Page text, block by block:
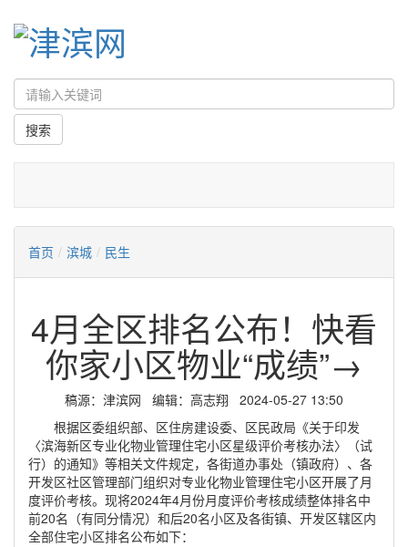
首页 / 滨城 / 民生
4月全区排名公布！快看
你家小区物业“成绩”→
稿源：津滨网 编辑：高志翔 2024-05-27 13:50
根据区委组织部、区住房建设委、区民政局《关于印发
〈滨海新区专业化物业管理住宅小区星级评价考核办法〉（试
行）的通知》等相关文件规定，各街道办事处（镇政府）、各
开发区社区管理部门组织对专业化物业管理住宅小区开展了月
度评价考核。现将2024年4月份月度评价考核成绩整体排名中
前20名（有同分情况）和后20名小区及各街镇、开发区辖区内
全部住宅小区排名公布如下：